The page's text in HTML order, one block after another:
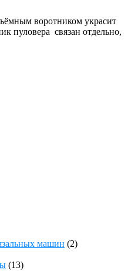
воротником украсит
пуловера связан отдельно,
машин (2)
(13)